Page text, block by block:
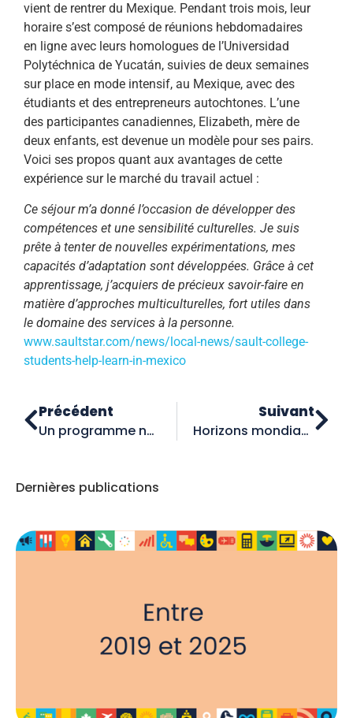
vient de rentrer du Mexique. Pendant trois mois, leur
horaire s’est composé de réunions hebdomadaires
en ligne avec leurs homologues de l’Universidad
Polytéchnica de Yucatán, suivies de deux semaines
sur place en mode intensif, au Mexique, avec des
étudiants et des entrepreneurs autochtones. L’une
des participantes canadiennes, Elizabeth, mère de
deux enfants, est devenue un modèle pour ses pairs.
Voici ses propos quant aux avantages de cette
expérience sur le marché du travail actuel :
Ce séjour m’a donné l’occasion de développer des
compétences et une sensibilité culturelles. Je suis
prête à tenter de nouvelles expérimentations, mes
capacités d’adaptation sont développées. Grâce à cet
apprentissage, j’acquiers de précieux savoir-faire en
matière d’approches multiculturelles, fort utiles dans
le domaine des services à la personne.
www.saultstar.com/news/local-news/sault-college-
students-help-learn-in-mexico
Précédent
Un programme national de mobilité améliore l’accessibilité des étudiants canadiens du postsecondaire aux expériences d’apprentissage à l’étranger
Suivant
Horizons mondiaux : Le monde s’ouvre à nouveau
Dernières publications